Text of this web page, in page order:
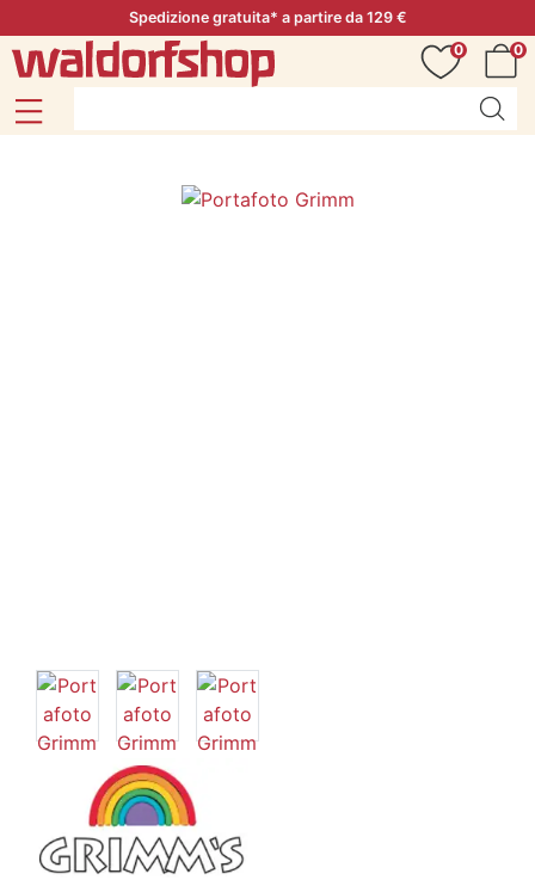
Spedizione gratuita* a partire da 129 €
0
0